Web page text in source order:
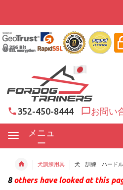
352-450-8444 お問い
メニュ
ー
犬訓練用具 犬 訓練 ハードル
8others have looked at this